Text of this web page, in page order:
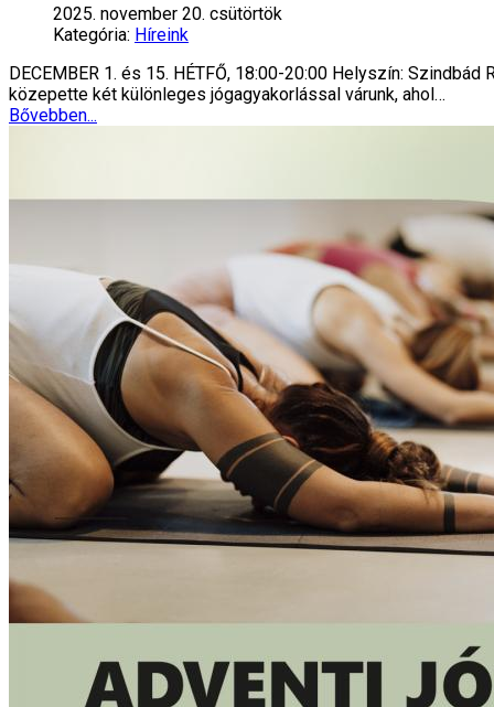
2025. november 20. csütörtök
Kategória: Híreink
DECEMBER 1. és 15. HÉTFŐ, 18:00-20:00 Helyszín:
közepette két különleges jógagyakorlással várunk, ahol…
Bővebben...